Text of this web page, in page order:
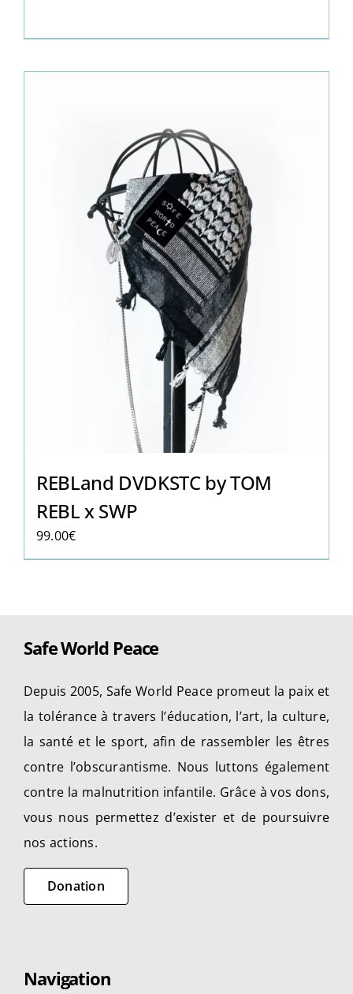
REBLand DVDKSTC by TOM
REBL x SWP
99.00€
Safe World Peace
Depuis 2005, Safe World Peace promeut la paix et
la tolérance à travers l’éducation, l’art, la culture,
la santé et le sport, afin de rassembler les êtres
contre l’obscurantisme. Nous luttons également
contre la malnutrition infantile. Grâce à vos dons,
vous nous permettez d’exister et de poursuivre
nos actions.
Donation
Navigation